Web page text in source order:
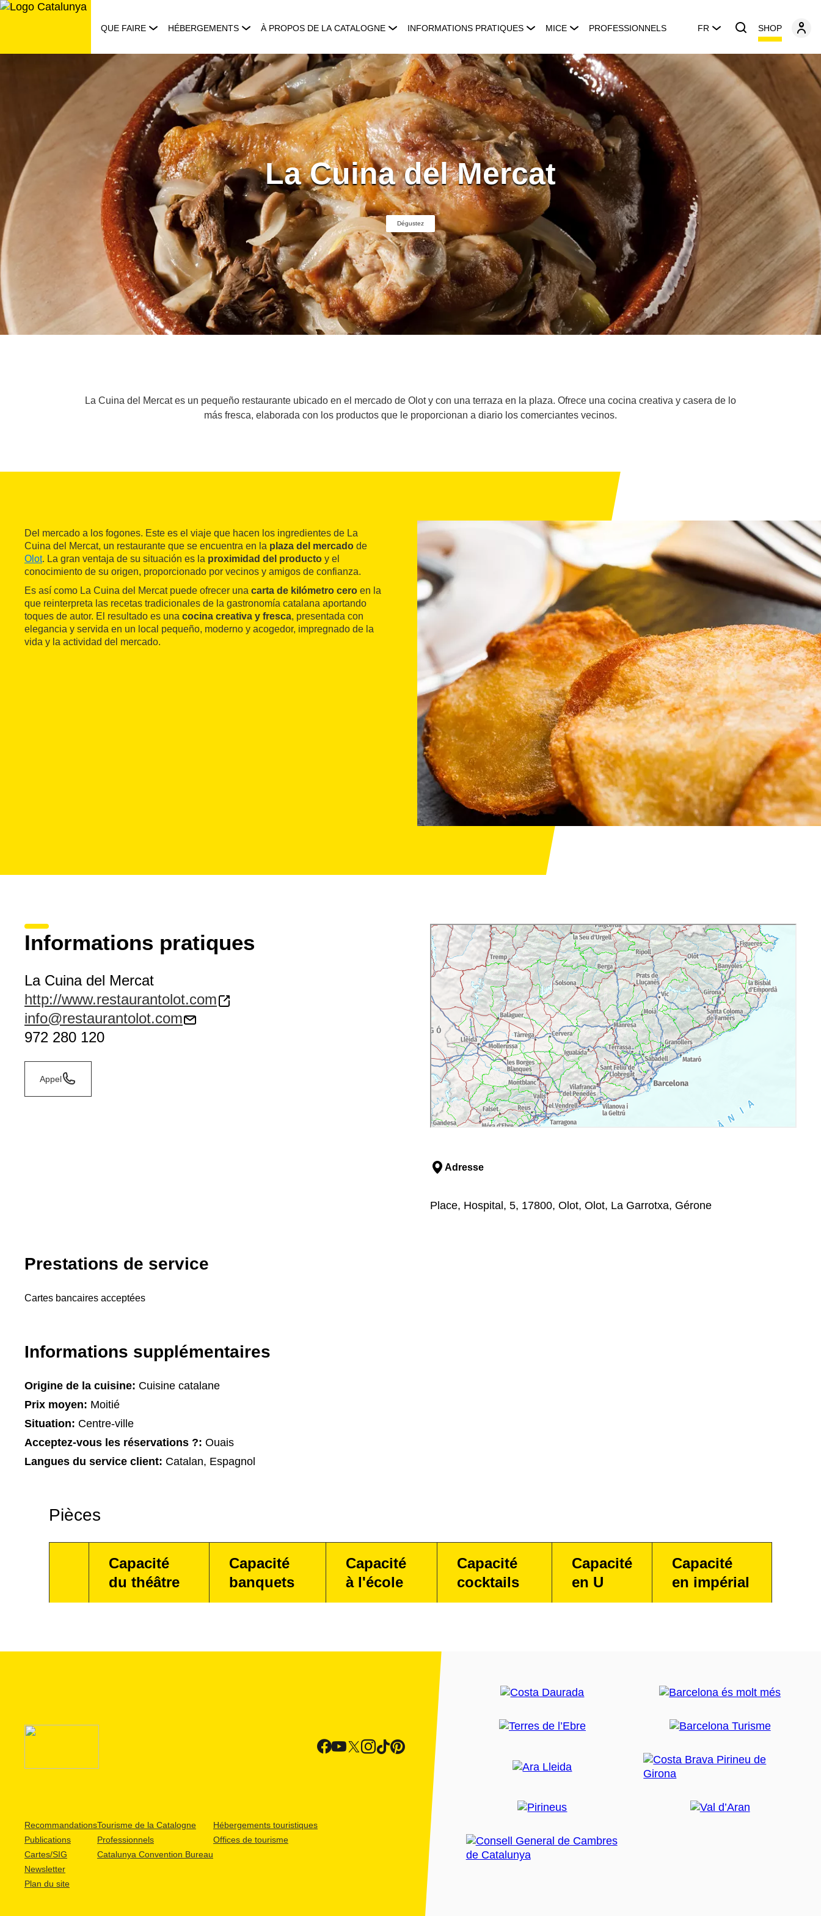
Aller
QUE FAIRE HÉBERGEMENTS À PROPOS DE LA CATALOGNE INFORMATIONS PRATIQUES MICE PROFESSIONNELS FR SHOP
La Cuina del Mercat
Dégustez
La Cuina del Mercat es un pequeño restaurante ubicado en el mercado de Olot y con una terraza en la plaza. Ofrece una cocina creativa y casera de lo
más fresca, elaborada con los productos que le proporcionan a diario los comerciantes vecinos.
Del mercado a los fogones. Este es el viaje que hacen los ingredientes de La
Cuina del Mercat, un restaurante que se encuentra en la plaza del mercado de
Olot. La gran ventaja de su situación es la proximidad del producto y el
conocimiento de su origen, proporcionado por vecinos y amigos de confianza.
Es así como La Cuina del Mercat puede ofrecer una carta de kilómetro cero en la
que reinterpreta las recetas tradicionales de la gastronomía catalana aportando
toques de autor. El resultado es una cocina creativa y fresca, presentada con
elegancia y servida en un local pequeño, moderno y acogedor, impregnado de la
vida y la actividad del mercado.
Informations pratiques
La Cuina del Mercat
http://www.restaurantolot.com
info@restaurantolot.com
972 280 120
Appel
Adresse
Place, Hospital, 5, 17800, Olot, Olot, La Garrotxa, Gérone
Prestations de service
Cartes bancaires acceptées
Informations supplémentaires
Origine de la cuisine: Cuisine catalane
Prix moyen: Moitié
Situation: Centre-ville
Acceptez-vous les réservations ?: Ouais
Langues du service client: Catalan, Espagnol
Pièces
Capacité
du théâtre
Capacité
banquets
Capacité
à l'école
Capacité
cocktails
Capacité
en U
Capacité
en impérial
Recommandations
Publications
Cartes/SIG
Newsletter
Plan du site
Tourisme de la Catalogne
Professionnels
Catalunya Convention Bureau
Hébergements touristiques
Offices de tourisme